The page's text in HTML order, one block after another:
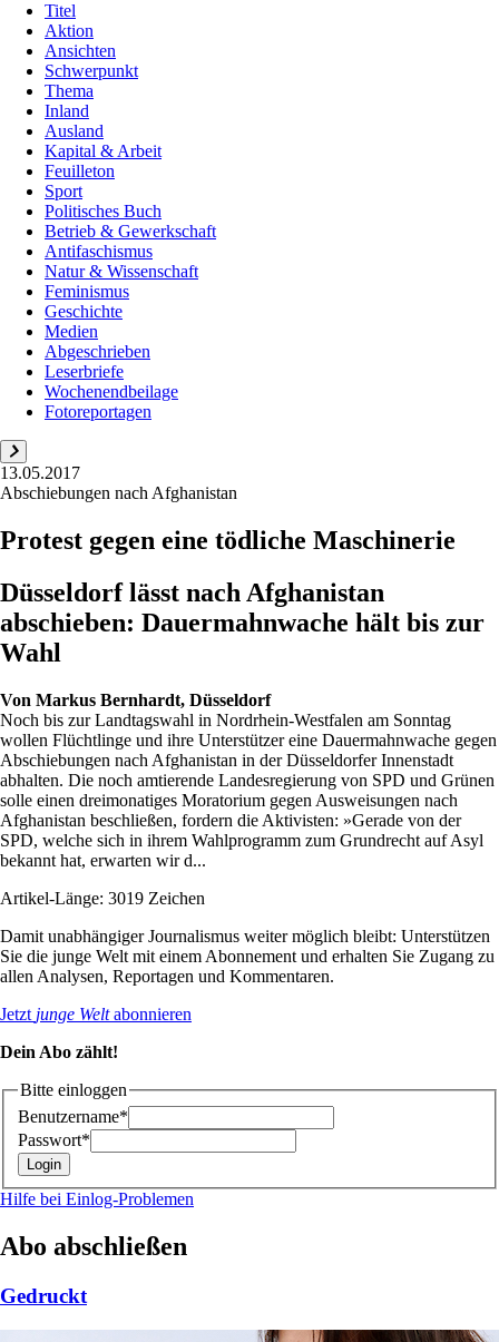
Titel
Aktion
Ansichten
Schwerpunkt
Thema
Inland
Ausland
Kapital & Arbeit
Feuilleton
Sport
Politisches Buch
Betrieb & Gewerkschaft
Antifaschismus
Natur & Wissenschaft
Feminismus
Geschichte
Medien
Abgeschrieben
Leserbriefe
Wochenendbeilage
Fotoreportagen
13.05.2017
Abschiebungen nach Afghanistan
Protest gegen eine tödliche Maschinerie
Düsseldorf lässt nach Afghanistan
abschieben: Dauermahnwache hält bis zur
Wahl
Von Markus Bernhardt, Düsseldorf
Noch bis zur Landtagswahl in Nordrhein-Westfalen am Sonntag
wollen Flüchtlinge und ihre Unterstützer eine Dauermahnwache gegen
Abschiebungen nach Afghanistan in der Düsseldorfer Innenstadt
abhalten. Die noch amtierende Landesregierung von SPD und Grünen
solle einen dreimonatiges Moratorium gegen Ausweisungen nach
Afghanistan beschließen, fordern die Aktivisten: »Gerade von der
SPD, welche sich in ihrem Wahlprogramm zum Grundrecht auf Asyl
bekannt hat, erwarten wir d...
Artikel-Länge: 3019 Zeichen
Damit unabhängiger Journalismus weiter möglich bleibt: Unterstützen
Sie die junge Welt mit einem Abonnement und erhalten Sie Zugang zu
allen Analysen, Reportagen und Kommentaren.
Jetzt junge Weltabonnieren
Dein Abo zählt!
Bitte einloggen
Benutzername*
Passwort*
Hilfe bei Einlog-Problemen
Abo abschließen
Gedruckt